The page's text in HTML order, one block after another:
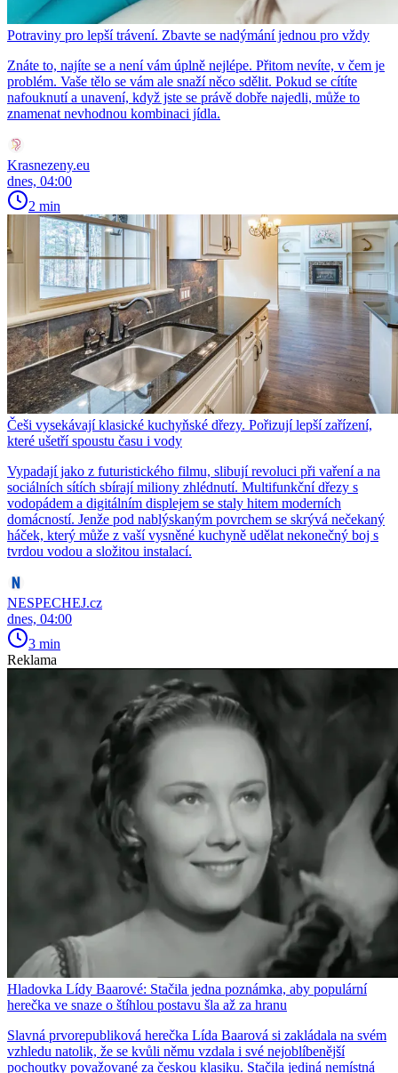
Potraviny pro lepší trávení. Zbavte se nadýmání jednou pro vždy
Znáte to, najíte se a není vám úplně nejlépe. Přitom nevíte, v čem je
problém. Vaše tělo se vám ale snaží něco sdělit. Pokud se cítíte
nafouknutí a unavení, když jste se právě dobře najedli, může to
znamenat nevhodnou kombinaci jídla.
Krasnezeny.eu
dnes, 04:00
2 min
Češi vysekávají klasické kuchyňské dřezy. Pořizují lepší zařízení,
které ušetří spoustu času i vody
Vypadají jako z futuristického filmu, slibují revoluci při vaření a na
sociálních sítích sbírají miliony zhlédnutí. Multifunkční dřezy s
vodopádem a digitálním displejem se staly hitem moderních
domácností. Jenže pod nablýskaným povrchem se skrývá nečekaný
háček, který může z vaší vysněné kuchyně udělat nekonečný boj s
tvrdou vodou a složitou instalací.
NESPECHEJ.cz
dnes, 04:00
3 min
Reklama
Hladovka Lídy Baarové: Stačila jedna poznámka, aby populární
herečka ve snaze o štíhlou postavu šla až za hranu
Slavná prvorepubliková herečka Lída Baarová si zakládala na svém
vzhledu natolik, že se kvůli němu vzdala i své nejoblíbenější
pochoutky považované za českou klasiku. Stačila jediná nemístná